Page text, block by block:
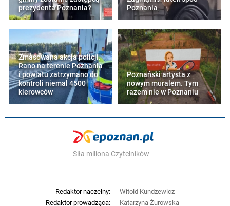
prezydenta Poznania?
Poznania
Zmasowana akcja policji.
Rano na terenie Poznania
i powiatu zatrzymano do
kontroli niemal 4500
kierowców
Poznański artysta z
nowym muralem. Tym
razem nie w Poznaniu
Siła miliona Czytelników
Redaktor naczelny:
Witold Kundzewicz
Redaktor prowadząca:
Katarzyna Żurowska